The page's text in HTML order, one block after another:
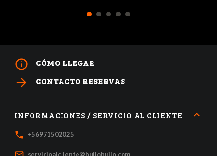
1 2 3 4 5
info_outline CÓMO LLEGAR
arrow_forward CONTACTO RESERVAS
INFORMACIONES / SERVICIO AL CLIENTE
local_phone +56971502025
servicioalcliente@huilohuilo.com